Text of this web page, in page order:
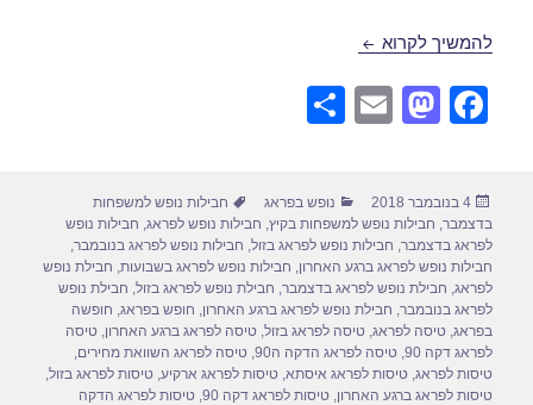
להמשיך לקרוא חבילות נופש לפראג בנובמבר 13/11/2018
F
e
b
o
o
k
M
o
d
o
n
E
e
פורסם
בתאריך
4 בנובמבר 2018 קטגוריות
נופש בפראג תגיות
חבילות נופש למשפחות
בדצמבר, חבילות נופש למשפחות בקיץ, חבילות נופש לפראג, חבילות נופש
לפראג בדצמבר, חבילות נופש לפראג בזול, חבילות נופש לפראג בנובמבר,
חבילות נופש לפראג ברגע האחרון, חבילות נופש לפראג בשבועות, חבילת נופש
לפראג, חבילת נופש לפראג בדצמבר, חבילת נופש לפראג בזול, חבילת נופש
לפראג בנובמבר, חבילת נופש לפראג ברגע האחרון, חופש בפראג, חופשה
בפראג,טיסה לפראג,טיסה לפראג בזול,טיסה לפראג ברגע האחרון,טיסה
לפראג דקה 90
,טיסה לפראג הדקה ה90 ,טיסה לפראג השוואת מחירים,
טיסות לפראג,טיסות לפראג איסתא,טיסות לפראג ארקיע,טיסות לפראג בזול,
טיסות לפראג ברגע האחרון,טיסות לפראג דקה 90 ,טיסות לפראג הדקה